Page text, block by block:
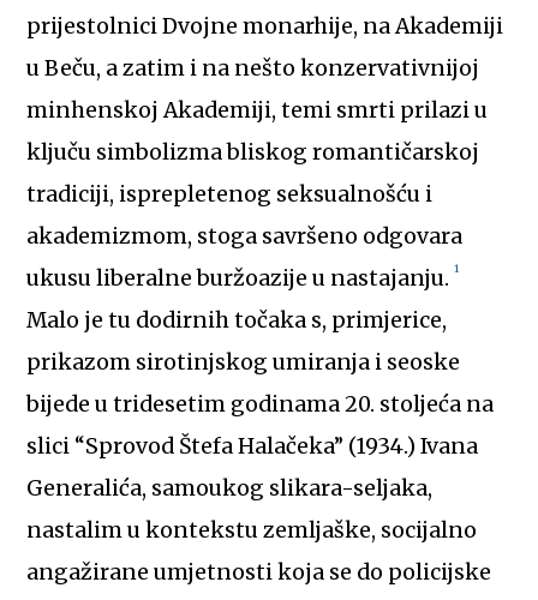
prijestolnici Dvojne monarhije, na Akademiji
u Beču, a zatim i na nešto konzervativnijoj
minhenskoj Akademiji, temi smrti prilazi u
ključu simbolizma bliskog romantičarskoj
tradiciji, isprepletenog seksualnošću i
akademizmom, stoga savršeno odgovara
ukusu liberalne buržoazije u nastajanju.1
Malo je tu dodirnih točaka s, primjerice,
prikazom sirotinjskog umiranja i seoske
bijede u tridesetim godinama 20. stoljeća na
slici “Sprovod Štefa Halačeka” (1934.) Ivana
Generalića, samoukog slikara-seljaka,
nastalim u kontekstu zemljaške, socijalno
angažirane umjetnosti koja se do policijske